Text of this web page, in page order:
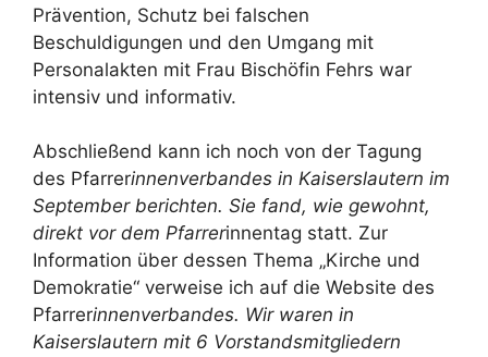
Prävention, Schutz bei falschen
Beschuldigungen und den Umgang mit
Personalakten mit Frau Bischöfin Fehrs war
intensiv und informativ.
Abschließend kann ich noch von der Tagung
des Pfarrerinnenverbandes in Kaiserslautern im
September berichten. Sie fand, wie gewohnt,
direkt vor dem Pfarrerinnentag statt. Zur
Information über dessen Thema „Kirche und
Demokratie“ verweise ich auf die Website des
Pfarrerinnenverbandes. Wir waren in
Kaiserslautern mit 6 Vorstandsmitgliedern